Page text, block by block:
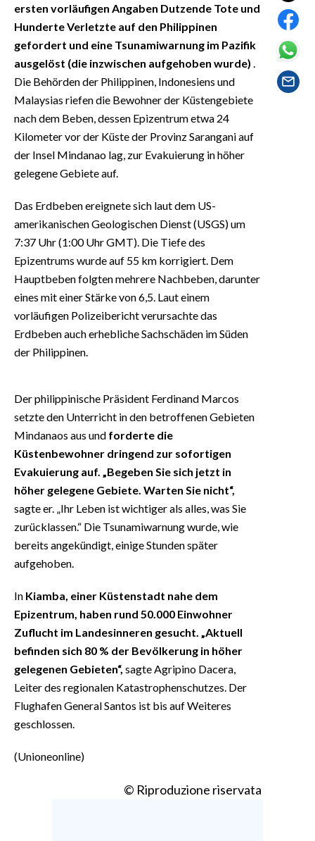
INFO AZIENDE
ANNUNCI
NECROLOGI
PUBBLICITÀ
SPIAGGE
ersten vorläufigen Angaben Dutzende Tote und
Hunderte Verletzte auf den Philippinen
gefordert und eine Tsunamiwarnung im Pazifik
ausgelöst (die inzwischen aufgehoben wurde)
Die Behörden der Philippinen, Indonesiens und
Malaysias riefen die Bewohner der Küstengebiete
nach dem Beben, dessen Epizentrum etwa 24
Kilometer vor der Küste der Provinz Sarangani auf
der Insel Mindanao lag, zur Evakuierung in höher
gelegene Gebiete auf.
Das Erdbeben ereignete sich laut dem US-
amerikanischen Geologischen Dienst (USGS) um
7:37 Uhr (1:00 Uhr GMT). Die Tiefe des
Epizentrums wurde auf 55 km korrigiert. Dem
Hauptbeben folgten mehrere Nachbeben, darunter
eines mit einer Stärke von 6,5. Laut einem
vorläufigen Polizeibericht verursachte das
Erdbeben auch erhebliche Sachschäden im Süden
der Philippinen.
Der philippinische Präsident Ferdinand Marcos
setzte den Unterricht in den betroffenen Gebieten
Mindanaos aus und forderte die
Küstenbewohner dringend zur sofortigen
Evakuierung auf. „Begeben Sie sich jetzt in
höher gelegene Gebiete. Warten Sie nicht“,
sagte er. „Ihr Leben ist wichtiger als alles, was Sie
zurücklassen.“ Die Tsunamiwarnung wurde, wie
bereits angekündigt, einige Stunden später
aufgehoben.
In Kiamba, einer Küstenstadt nahe dem
Epizentrum, haben rund 50.000 Einwohner
Zuflucht im Landesinneren gesucht. „Aktuell
befinden sich 80 % der Bevölkerung in höher
gelegenen Gebieten“, sagte Agripino Dacera,
Leiter des regionalen Katastrophenschutzes. Der
Flughafen General Santos ist bis auf Weiteres
geschlossen.
(Unioneonline)
© Riproduzione riservata